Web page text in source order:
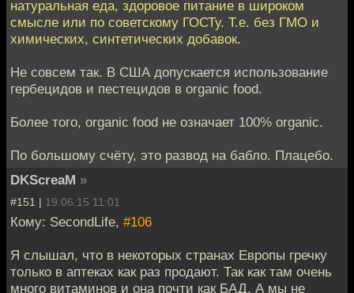
натуральная еда, здоровое питание в широком
смысле или по советскому ГОСТу. Т.е. без ГМО и
химических, синтетических добавок.
Не совсем так. В США допускается использование
гербецидов и пестецидов в organic food.
Более того, organic food не означает 100% organic.
По большому счёту, это развод на бабло. Плацебо.
DKScreaM »
#151 | 19.06.15 11:01
Кому: SecondLife, #106
Я слышал, что в некоторых странах Европы гречку
только в аптеках как раз продают. Так как там очень
много витаминов и она почти как БАД. А мы не